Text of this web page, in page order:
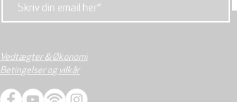
Vedtægter & Økonomi
Betingelser og vilkår